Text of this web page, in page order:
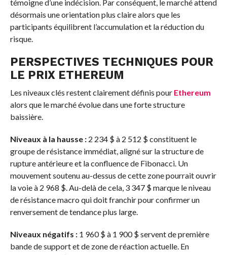
témoigne d’une indécision. Par conséquent, le marché attend
désormais une orientation plus claire alors que les
participants équilibrent l’accumulation et la réduction du
risque.
PERSPECTIVES TECHNIQUES POUR
LE PRIX ETHEREUM
Les niveaux clés restent clairement définis pour Ethereum
alors que le marché évolue dans une forte structure
baissière.
Niveaux à la hausse :2 234 $ à 2 512 $ constituent le
groupe de résistance immédiat, aligné sur la structure de
rupture antérieure et la confluence de Fibonacci. Un
mouvement soutenu au-dessus de cette zone pourrait ouvrir
la voie à 2 968 $. Au-delà de cela, 3 347 $ marque le niveau
de résistance macro qui doit franchir pour confirmer un
renversement de tendance plus large.
Niveaux négatifs :1 960 $ à 1 900 $ servent de première
bande de support et de zone de réaction actuelle. En